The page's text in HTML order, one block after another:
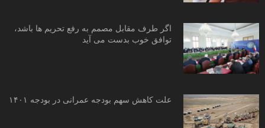
اگر طرف مقابل مصمم به رفع تحریم ها باشد،
توافق خوب بدست می آید
علت کاهش سهم بودجه عمرانی در بودجه ۱۴۰۱